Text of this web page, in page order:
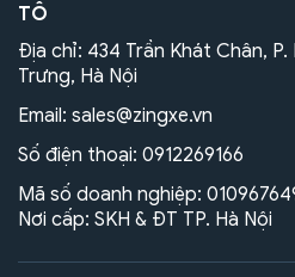
TÔ
Địa chỉ: 434 Trần Khát Chân, P.
Trưng, Hà Nội
Email: sales@zingxe.vn
Số điện thoại: 0912269166
Mã số doanh nghiệp:
Nơi cấp: SKH & ĐT TP. Hà Nội